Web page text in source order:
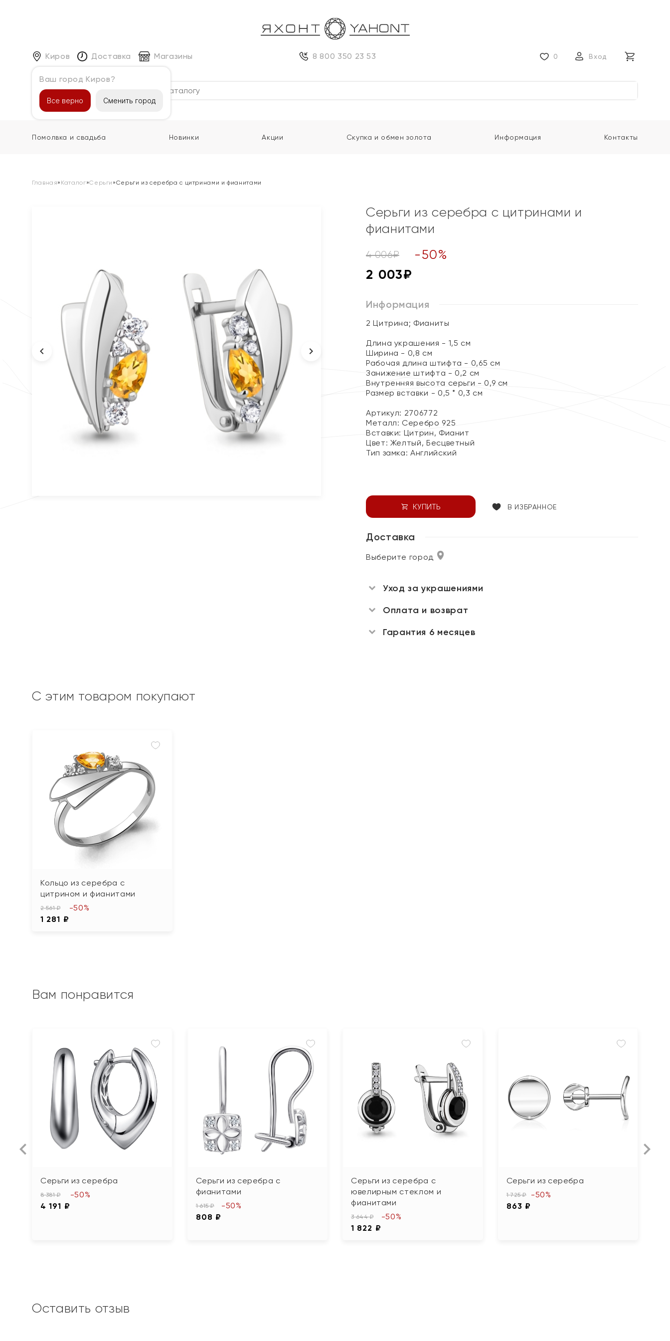
Киров
Ваш город Киров?
Все верно Сменить город
Доставка Магазины 8 800 350 23 53 0 Вход
Каталог
Помолвка и свадьба Новинки Акции Скупка и обмен золота Информация Контакты
Главная» Каталог»Серьги »Серьги из серебра с цитринами и фианитами
Серьги из серебра с цитринами и
фианитами
4 006₽ -50%
2 003₽
Информация
2 Цитрина; Фианиты
Длина украшения - 1,5 см
Ширина - 0,8 см
Рабочая длина штифта - 0,65 см
Занижение штифта - 0,2 см
Внутренняя высота серьги - 0,9 см
Размер вставки - 0,5 * 0,3 см
Артикул: 2706772
Металл: Серебро 925
Вставки: Цитрин, Фианит
Цвет: Желтый, Бесцветный
Тип замка:Английский
КУПИТЬ В ИЗБРАННОЕ
Доставка
Выберите город
Уход за украшениями
Оплата и возврат
Гарантия 6 месяцев
С этим товаром покупают
Кольцо из серебра с
цитрином и фианитами
2 561 ₽
1 281 ₽
-50%
Вам понравится
Серьги из серебра
8 381 ₽
4 191 ₽
-50%
Серьги из серебра с
фианитами
1 615 ₽
808 ₽
-50%
Серьги из серебра с
ювелирным стеклом и
фианитами
3 644 ₽
1 822 ₽
-50%
Серьги из серебра
1 725 ₽
863 ₽
-50%
Оставить отзыв